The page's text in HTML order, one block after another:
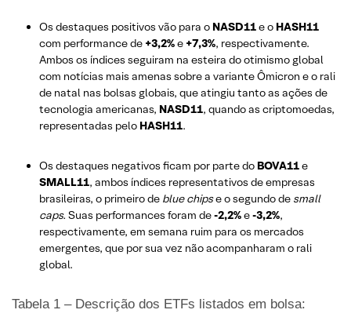
Os destaques positivos vão para o NASD11e o HASH11
com performance de +3,2%e +7,3%, respectivamente.
Ambos os índices seguiram na esteira do otimismo global
com notícias mais amenas sobre a variante Ômicron e o rali
de natal nas bolsas globais, que atingiu tanto as ações de
tecnologia americanas, NASD11, quando as criptomoedas,
representadas pelo HASH11.
Os destaques negativos ficam por parte do BOVA11e
SMALL11, ambos índices representativos de empresas
brasileiras, o primeiro de blue chipse o segundo de small
caps. Suas performances foram de-2,2%e-3,2%,
respectivamente, em semana ruim para os mercados
emergentes, que por sua vez não acompanharam o rali
global.
Tabela 1 – Descrição dos ETFs listados em bolsa: